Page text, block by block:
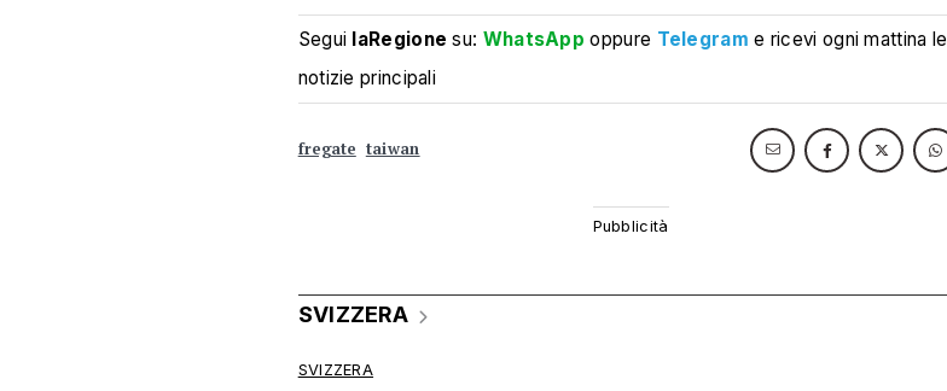
Segui laRegione su: WhatsApp oppure Telegram e ricevi ogni mattina le
notizie principali
fregate taiwan
SVIZZERA
SVIZZERA